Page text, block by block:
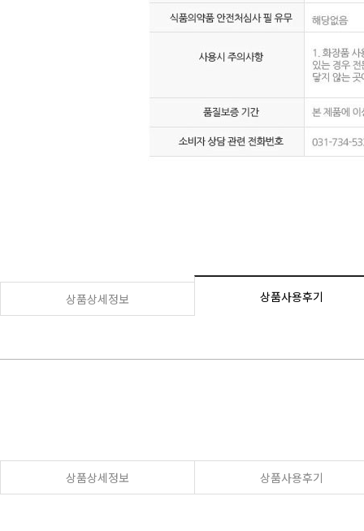
상품상세정보 상품사용후기
상품상세정보 상품사용후기